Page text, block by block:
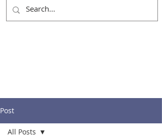
Post
All Posts